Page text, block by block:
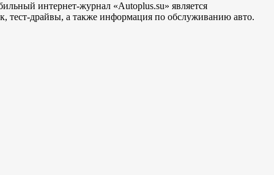
интернет-журнал «Autoplus.su» является
тест-драйвы, а также информация по обслуживанию авто.